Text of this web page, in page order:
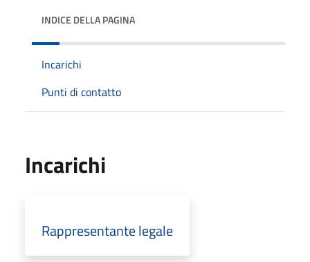
INDICE DELLA PAGINA
Incarichi
Punti di contatto
Incarichi
Rappresentante legale